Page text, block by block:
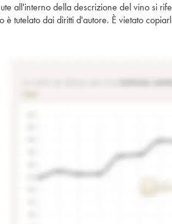
all'interno della descrizione del vino si
è tutelato dai diritti d'autore. È vietato